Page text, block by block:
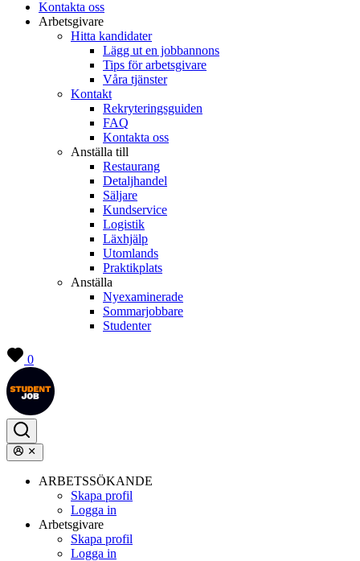
Kontakta oss
Arbetsgivare
Hitta kandidater
Lägg ut en jobbannons
Tips för arbetsgivare
Våra tjänster
Kontakt
Rekryteringsguiden
FAQ
Kontakta oss
Anställa till
Restaurang
Detaljhandel
Säljare
Kundservice
Logistik
Läxhjälp
Utomlands
Praktikplats
Anställa
Nyexaminerade
Sommarjobbare
Studenter
0
ARBETSSÖKANDE
Skapa profil
Logga in
Arbetsgivare
Skapa profil
Logga in